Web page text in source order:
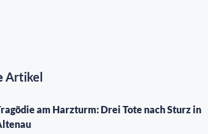
Artikel
am Harzturm: Drei Tote nach Sturz in